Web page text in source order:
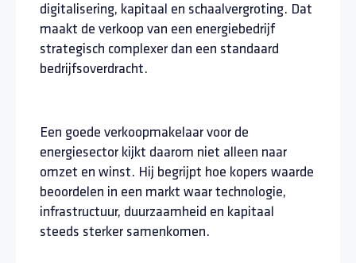
digitalisering, kapitaal en schaalvergroting. Dat
maakt de verkoop van een energiebedrijf
strategisch complexer dan een standaard
bedrijfsoverdracht.
Een goede verkoopmakelaar voor de
energiesector kijkt daarom niet alleen naar
omzet en winst. Hij begrijpt hoe kopers waarde
beoordelen in een markt waar technologie,
infrastructuur, duurzaamheid en kapitaal
steeds sterker samenkomen.